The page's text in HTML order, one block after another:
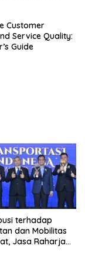
Customer
Service Quality:
Guide
terhadap
dan Mobilitas
Jasa Raharja